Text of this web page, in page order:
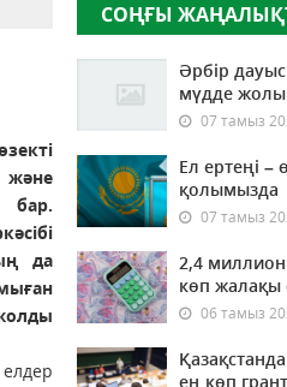
бар.
да
СОҢҒЫ
Әрбір
мүдде
07 тамыз
Ел ертеңі –
қолымызда
07 тамыз
2,4
көп жалақы
06 тамыз
ең көп